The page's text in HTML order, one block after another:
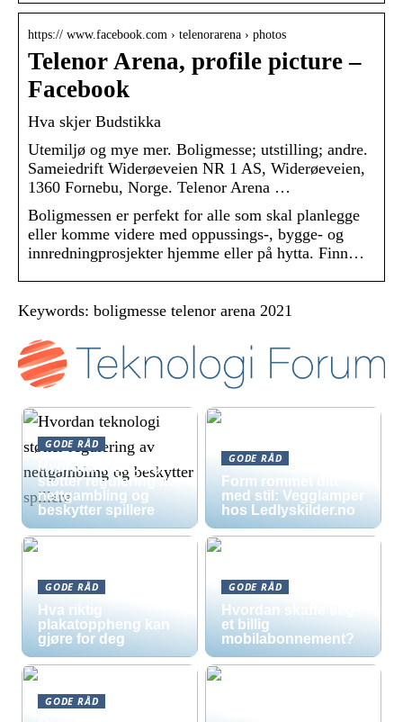
https:// www.facebook.com › telenorarena › photos
Telenor Arena, profile picture –
Facebook
Hva skjer Budstikka
Utemiljø og mye mer. Boligmesse; utstilling; andre.
Sameiedrift Widerøeveien NR 1 AS, Widerøeveien,
1360 Fornebu, Norge. Telenor Arena …
Boligmessen er perfekt for alle som skal planlegge
eller komme videre med oppussings-, bygge- og
innredningprosjekter hjemme eller på hytta. Finn…
Keywords: boligmesse telenor arena 2021
GODE RÅD
Hvordan teknologi
støtter regulering av
nettgambling og
beskytter spillere
GODE RÅD
Form rommet ditt
med stil: Vegglamper
hos Ledlyskilder.no
GODE RÅD
Hva riktig
plakatoppheng kan
gjøre for deg
GODE RÅD
Hvordan skaffe seg
et billig
mobilabonnement?
GODE RÅD